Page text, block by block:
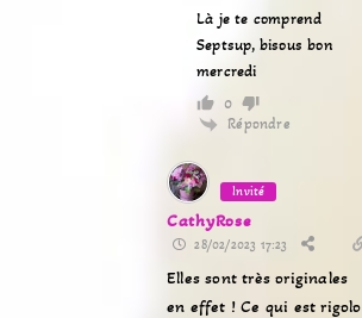
Là je te comprend
Septsup, bisous bon
mercredi
0
Répondre
Invité
CathyRose
28/02/2023 17:23
Elles sont très originales
en effet ! Ce qui est rigolo